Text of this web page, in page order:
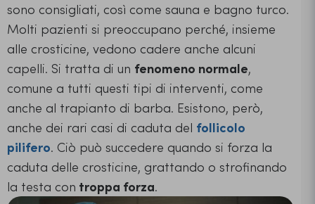
sono consigliati, così come sauna e bagno turco.
Molti pazienti si preoccupano perché, insieme
alle crosticine, vedono cadere anche alcuni
capelli. Si tratta di un fenomeno normale,
comune a tutti questi tipi di interventi, come
anche al trapianto di barba. Esistono, però,
anche dei rari casi di caduta del follicolo
pilifero. Ciò può succedere quando si forza la
caduta delle crosticine, grattando o strofinando
la testa con troppa forza.